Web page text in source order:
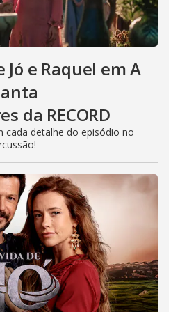
e Raquel em A
da RECORD
cada detalhe do episódio no